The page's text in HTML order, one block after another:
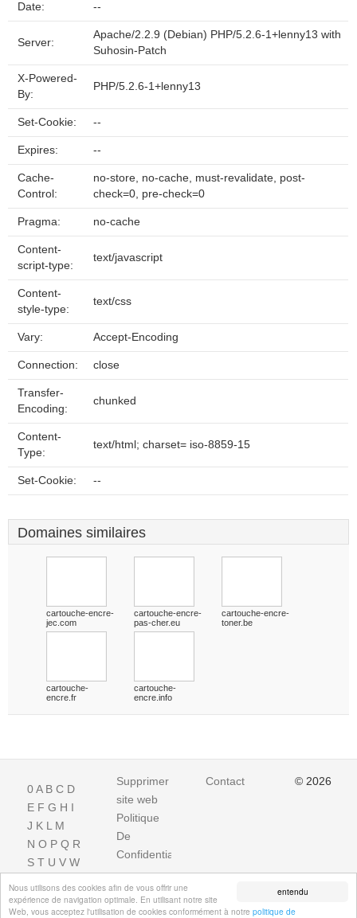
entendu
Nous utilisons des cookies afin de vous offrir une
expérience de navigation optimale. En utilisant notre site
Web, vous acceptez l'utilisation de cookies conformément à notre politique de
Date: --
Server:
Apache/2.2.9 (Debian) PHP/5.2.6-1+lenny13 with
Suhosin-Patch
X-Powered-
By:
PHP/5.2.6-1+lenny13
Set-Cookie: --
Expires: --
Cache-
Control:
no-store, no-cache, must-revalidate, post-
check=0, pre-check=0
Pragma: no-cache
Content-
script-type:
text/javascript
Content-
style-type:
text/css
Vary: Accept-Encoding
Connection: close
Transfer-
Encoding:
chunked
Content-
Type:
text/html; charset= iso-8859-15
Set-Cookie: --
Domaines similaires
cartouche-encre-
jec.com
cartouche-encre-
pas-cher.eu
cartouche-encre-
toner.be
cartouche-
encre.fr
cartouche-
encre.info
0A B C D
E F G H I
J K L M
N O P Q R
S T U V W
Supprimer
site web
Politique
De
Confidentialite
Contact © 2026